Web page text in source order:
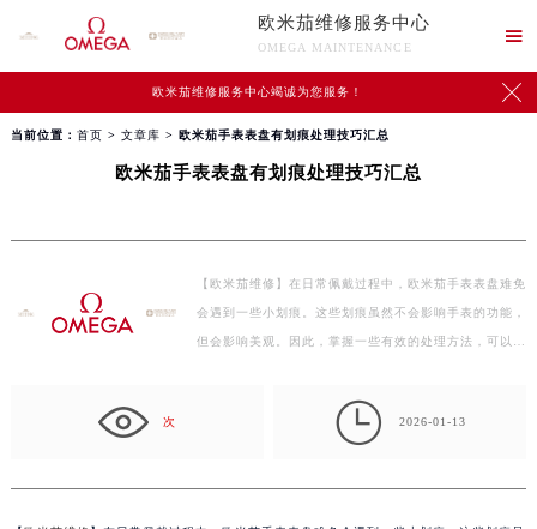
欧米茄维修服务中心
OMEGA MAINTENANCE

欧米茄维修服务中心竭诚为您服务！ 
当前位置： 首页 > 文章库 > 欧米茄手表表盘有划痕处理技巧汇总
欧米茄手表表盘有划痕处理技巧汇总
【欧米茄维修】在日常佩戴过程中，欧米茄手表表盘难免
会遇到一些小划痕。这些划痕虽然不会影响手表的功能，
但会影响美观。因此，掌握一些有效的处理方法，可以
次  2026-01-13